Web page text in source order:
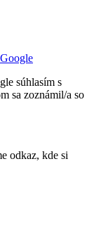
súhlasím s
sa zoznámil/a so
odkaz, kde si